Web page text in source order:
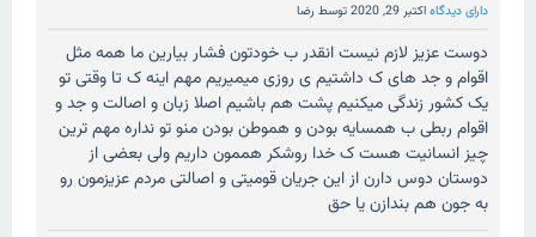
دارای دیدگاهاکتبر 29, 2020 توسط رضا
دوست عزیز لازم نیست انقدر ب خودتون فشار بیارین ما همه مثل
اقوام و جد های ک داشتیم ی روزی میمیریم مهم اینه ک تا وقتی تو
یک کشور زندگی میکنیم پشت هم باشیم اصلا زبان و اصالت و جد و
اقوام ربطی ب همسایه بودن و هموطن بودن منو تو نداره مهم ترین
چیز انسانیت هست ک خدا روشکر هممون داریم ولی بعضی از
دوستان دوس دارن از این جریان قومیتی و اصالتی مردم عزیزمون رو
به جون هم بندازن یا حق